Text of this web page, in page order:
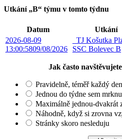
Utkání „B“ týmu v tomto týdnu
Datum Utkání
2026-08-09
13:00:5809/08/2026
TJ Košutka
SSC Bolevec B
Jak často
Pravidelně, téměř každý den
Jednou do týdne sem mrknu
Maximálně jednou-dvakrát
Náhodně, když si zrovna
Stránky skoro nesleduju